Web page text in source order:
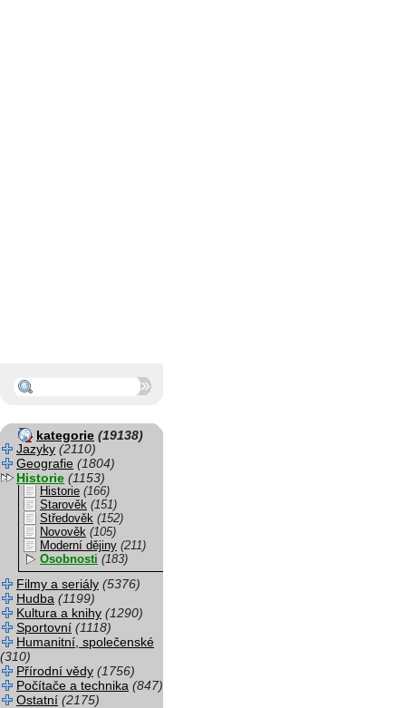
kategorie (19138)
Jazyky (2110)
Geografie (1804)
Historie (1153)
Historie (166)
Starověk (151)
Středověk (152)
Novověk (105)
Moderní dějiny (211)
Osobnosti (183)
Filmy a seriály (5376)
Hudba (1199)
Kultura a knihy (1290)
Sportovní (1118)
Humanitní, společenské
(310)
Přírodní vědy (1756)
Počítače a technika (847)
Ostatní (2175)